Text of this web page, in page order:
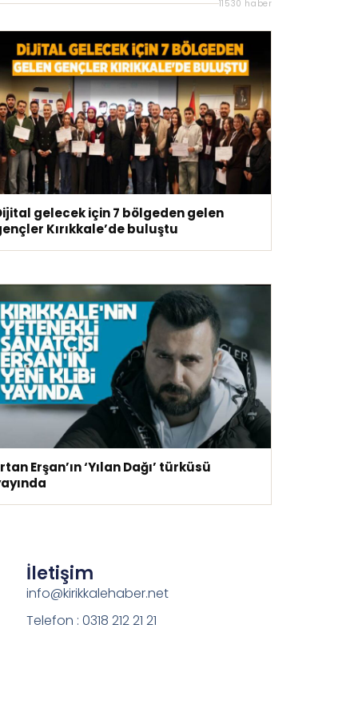
11530 haber
gelecek için 7 bölgeden gelen
Kırıkkale’de buluştu
Erşan’ın ‘Yılan Dağı’ türküsü
İletişim
info@kirikkalehaber.net
Telefon : 0318 212 21 21